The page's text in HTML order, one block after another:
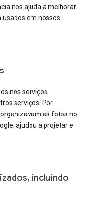
nos ajuda a melhorar
em nossos
nos serviços
serviços. Por
as fotos no
ajudou a projetar e
incluindo